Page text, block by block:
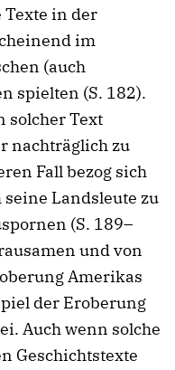
Texte in der
im
(auch
spielten (S. 182).
solcher Text
nachträglich zu
Fall bezog sich
seine Landsleute zu
(S. 189–
und von
Amerikas
der Eroberung
Auch wenn solche
Geschichtstexte